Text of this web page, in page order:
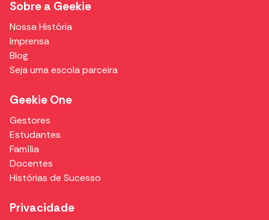
Sobre a Geekie
Nossa História
Imprensa
Blog
Seja uma escola parceira
Geekie One
Gestores
Estudantes
Família
Docentes
Histórias de Sucesso
Privacidade